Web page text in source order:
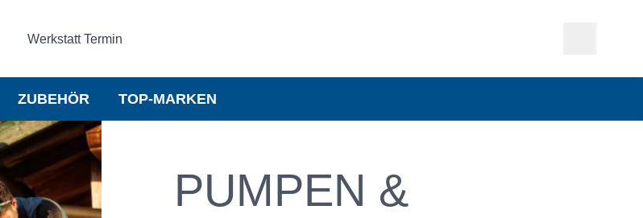
Werkstatt Termin
ZUBEHÖR TOP-MARKEN
PUMPEN &